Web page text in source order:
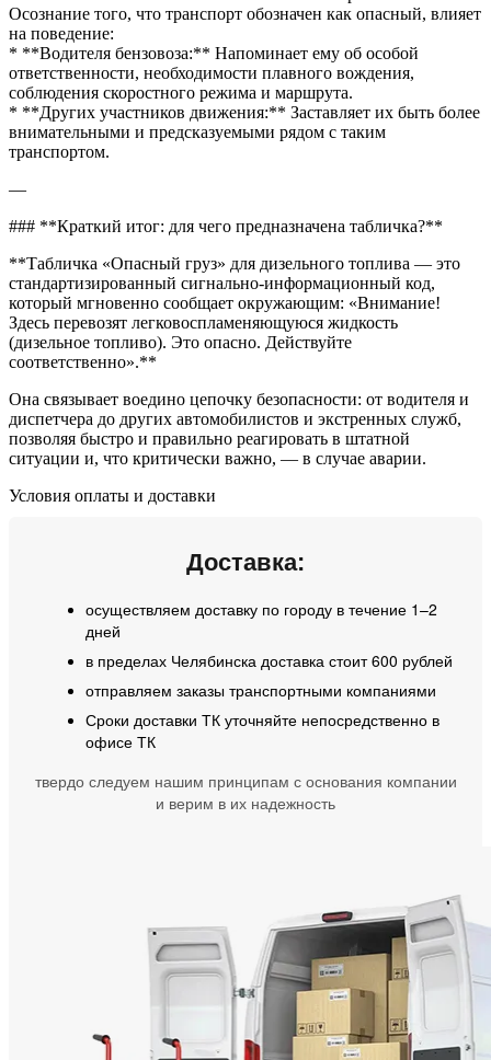
Осознание того, что транспорт обозначен как опасный, влияет
на поведение:
* **Водителя бензовоза:** Напоминает ему об особой
ответственности, необходимости плавного вождения,
соблюдения скоростного режима и маршрута.
* **Других участников движения:** Заставляет их быть более
внимательными и предсказуемыми рядом с таким
транспортом.
—
### **Краткий итог: для чего предназначена табличка?**
**Табличка «Опасный груз» для дизельного топлива — это
стандартизированный сигнально-информационный код,
который мгновенно сообщает окружающим: «Внимание!
Здесь перевозят легковоспламеняющуюся жидкость
(дизельное топливо). Это опасно. Действуйте
соответственно».**
Она связывает воедино цепочку безопасности: от водителя и
диспетчера до других автомобилистов и экстренных служб,
позволяя быстро и правильно реагировать в штатной
ситуации и, что критически важно, — в случае аварии.
Условия оплаты и доставки
Доставка:
осуществляем доставку по городу в течение 1–2
дней
в пределах Челябинска доставка стоит 600 рублей
отправляем заказы транспортными компаниями
Сроки доставки ТК уточняйте непосредственно в
офисе ТК
твердо следуем нашим принципам с основания компании
и верим в их надежность